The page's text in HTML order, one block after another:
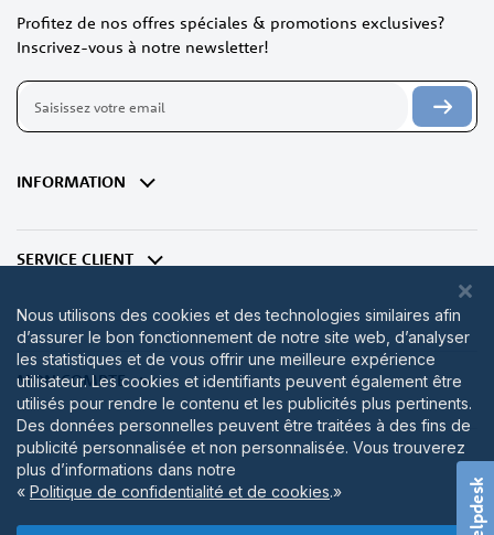
Helpdesk
Profitez de nos offres spéciales & promotions exclusives?
Inscrivez-vous à notre newsletter!
Inscription
notre
d’information
INFORMATION
SERVICE CLIENT
MON COMPTE
Nous utilisons des cookies et des technologies similaires afin
d’assurer le bon fonctionnement de notre site web, d’analyser
les statistiques et de vous offrir une meilleure expérience
utilisateur. Les cookies et identifiants peuvent également être
utilisés pour rendre le contenu et les publicités plus pertinents.
Des données personnelles peuvent être traitées à des fins de
publicité personnalisée et non personnalisée. Vous trouverez
plus d’informations dans notre
« Politique de confidentialité et de cookies.»